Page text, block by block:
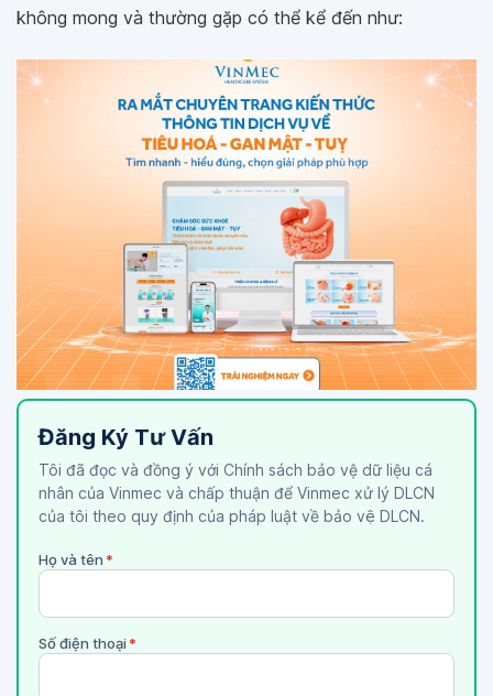
không mong và thường gặp có thể kể đến như:
Đăng Ký Tư Vấn
Tôi đã đọc và đồng ý với Chính sách bảo vệ dữ liệu cá
nhân của Vinmec và chấp thuận để Vinmec xử lý DLCN
của tôi theo quy định của pháp luật về bảo vệ DLCN.
Họ và tên*
Số điện thoại*